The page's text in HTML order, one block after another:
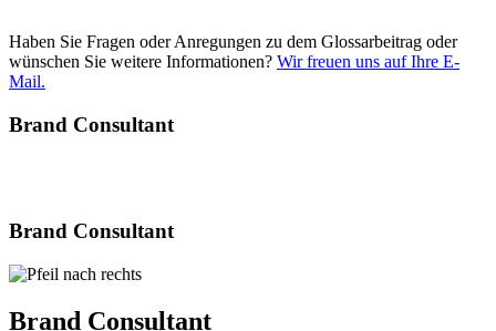
Haben Sie Fragen oder Anregungen zu dem Glossarbeitrag oder
wünschen Sie weitere Informationen? Wir freuen uns auf Ihre E-
Mail.
Brand Consultant
Brand Consultant
Brand Consultant